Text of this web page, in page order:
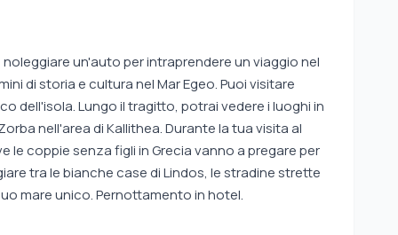
un'auto per intraprendere un viaggio nel
di storia e cultura nel Mar Egeo. Puoi visitare
dell'isola. Lungo il tragitto, potrai vedere i luoghi in
nell'area di Kallithea. Durante la tua visita al
le coppie senza figli in Grecia vanno a pregare per
tra le bianche case di Lindos, le stradine strette
mare unico. Pernottamento in hotel.